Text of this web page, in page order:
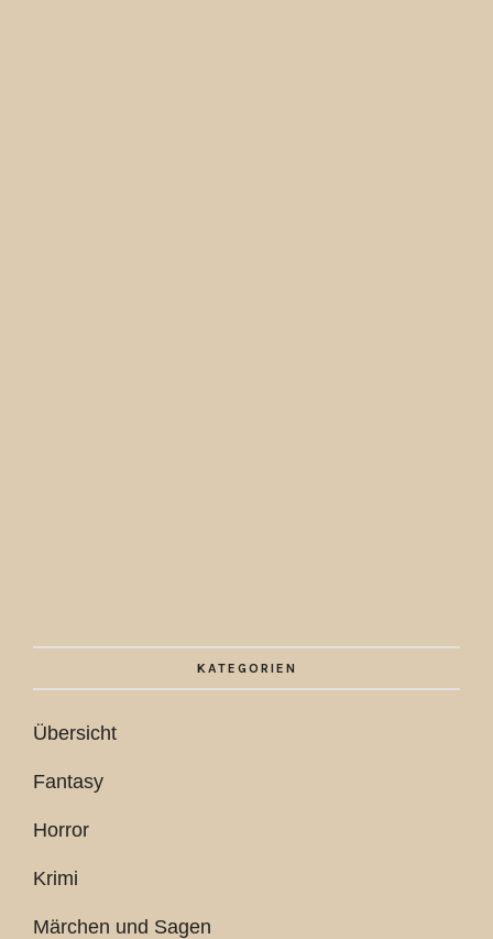
KATEGORIEN
Übersicht
Fantasy
Horror
Krimi
Märchen und Sagen